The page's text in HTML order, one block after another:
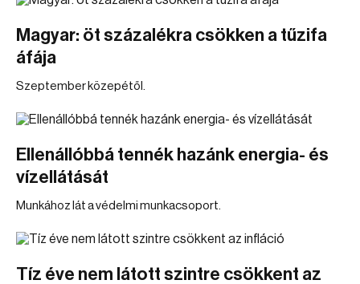
Magyar: öt százalékra csökken a tűzifa
áfája
Szeptember közepétől.
Ellenállóbbá tennék hazánk energia- és
vízellátását
Munkához lát a védelmi munkacsoport.
Tíz éve nem látott szintre csökkent az